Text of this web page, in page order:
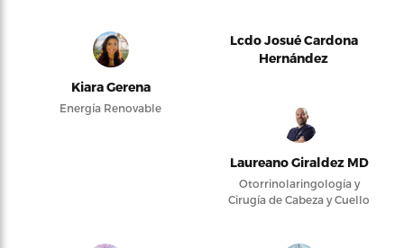
Kiara Gerena
Energía Renovable
Lcdo Josué Cardona
Hernández
Laureano Giraldez MD
Otorrinolaringología y
Cirugía de Cabeza y Cuello